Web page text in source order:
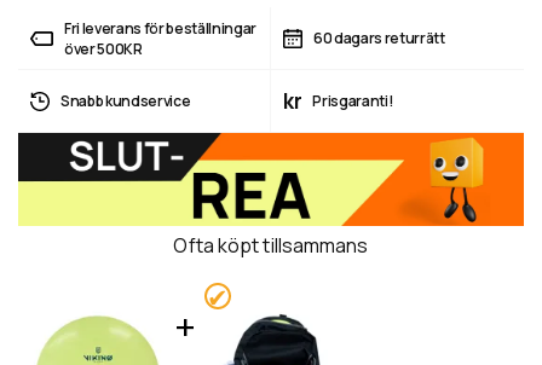
Fri leverans för beställningar
över 500KR
60 dagars returrätt
Snabb kundservice kr Prisgaranti!
Ofta köpt tillsammans